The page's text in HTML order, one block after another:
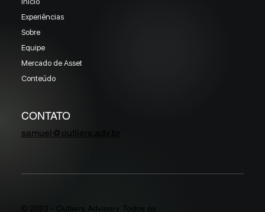
Experiências
Sobre
Equipe
Mercado de Asset
Conteúdo
samuel@outliers.adv.br
CONTATO
© 2023 - Outliers Advisory. Todos os